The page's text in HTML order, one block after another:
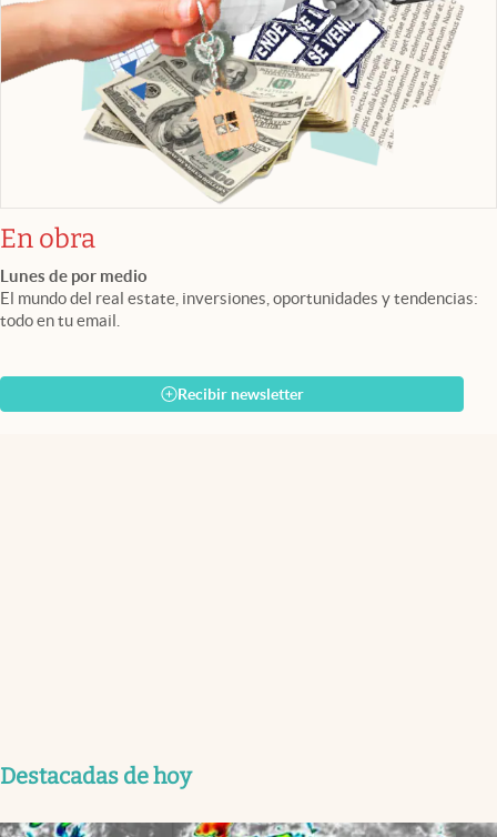
En obra
Lunes de por medio
El mundo del real estate, inversiones, oportunidades y tendencias:
todo en tu email.
Recibir newsletter
Destacadas de hoy